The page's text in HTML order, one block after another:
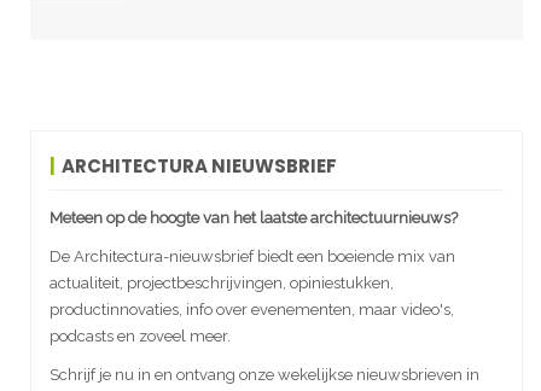
ARCHITECTURA NIEUWSBRIEF
Meteen op de hoogte van het laatste architectuurnieuws?
De Architectura-nieuwsbrief biedt een boeiende mix van
actualiteit, projectbeschrijvingen, opiniestukken,
productinnovaties, info over evenementen, maar video's,
podcasts en zoveel meer.
Schrijf je nu in en ontvang onze wekelijkse nieuwsbrieven in